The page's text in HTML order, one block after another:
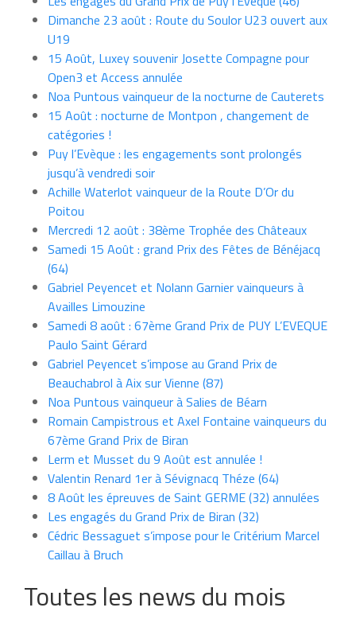
Dimanche 23 août : Route du Soulor U23 ouvert aux
U19
15 Août, Luxey souvenir Josette Compagne pour
Open3 et Access annulée
Noa Puntous vainqueur de la nocturne de Cauterets
15 Août : nocturne de Montpon , changement de
catégories !
Puy l’Evèque : les engagements sont prolongés
jusqu’à vendredi soir
Achille Waterlot vainqueur de la Route D’Or du
Poitou
Mercredi 12 août : 38ème Trophée des Châteaux
Samedi 15 Août : grand Prix des Fêtes de Bénéjacq
(64)
Gabriel Peyencet et Nolann Garnier vainqueurs à
Availles Limouzine
Samedi 8 août : 67ème Grand Prix de PUY L’EVEQUE
Paulo Saint Gérard
Gabriel Peyencet s’impose au Grand Prix de
Beauchabrol à Aix sur Vienne (87)
Noa Puntous vainqueur à Salies de Béarn
Romain Campistrous et Axel Fontaine vainqueurs du
67ème Grand Prix de Biran
Lerm et Musset du 9 Août est annulée !
Valentin Renard 1er à Sévignacq Théze (64)
8 Août les épreuves de Saint GERME (32) annulées
Les engagés du Grand Prix de Biran (32)
Cédric Bessaguet s’impose pour le Critérium Marcel
Caillau à Bruch
Toutes les news du mois